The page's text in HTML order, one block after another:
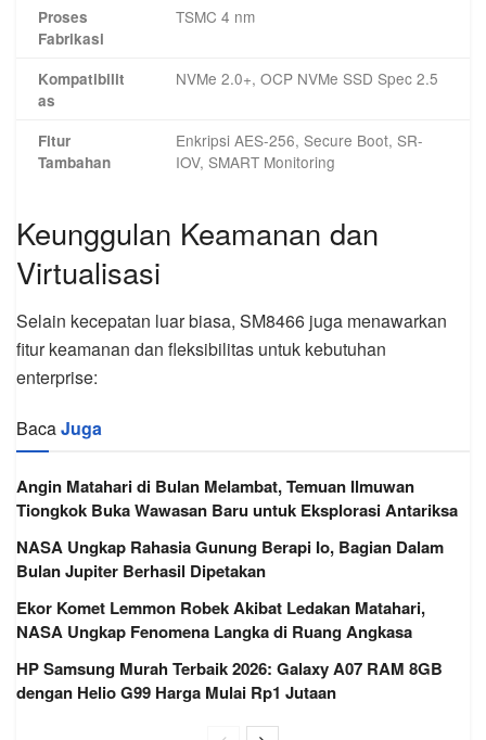
Proses
Fabrikasi
TSMC 4 nm
Kompatibilit
as
NVMe 2.0+, OCP NVMe SSD Spec 2.5
Fitur
Tambahan
Enkripsi AES-256, Secure Boot, SR-
IOV, SMART Monitoring
Keunggulan Keamanan dan
Virtualisasi
Selain kecepatan luar biasa, SM8466 juga menawarkan
fitur keamanan dan fleksibilitas untuk kebutuhan
enterprise:
BacaJuga
Angin Matahari di Bulan Melambat, Temuan Ilmuwan
Tiongkok Buka Wawasan Baru untuk Eksplorasi Antariksa
NASA Ungkap Rahasia Gunung Berapi Io, Bagian Dalam
Bulan Jupiter Berhasil Dipetakan
Ekor Komet Lemmon Robek Akibat Ledakan Matahari,
NASA Ungkap Fenomena Langka di Ruang Angkasa
HP Samsung Murah Terbaik 2026: Galaxy A07 RAM 8GB
dengan Helio G99 Harga Mulai Rp1 Jutaan